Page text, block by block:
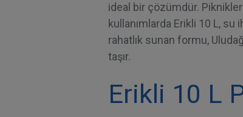
ideal bir çözümdür.
kullanımlarda Erikli 10 L, su
rahatlık sunan formu,
taşır.
Erikli 10 L